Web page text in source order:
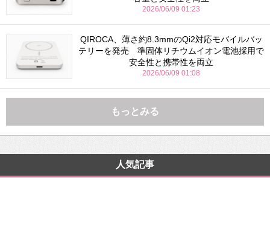
2026/06/09 01:23
QIROCA、薄さ約8.3mmのQi2対応モバイルバッ
テリーを発売 準固体リチウムイオン電池採用で
安全性と携帯性を両立
2026/06/09 01:08
もっとみる
人気記事